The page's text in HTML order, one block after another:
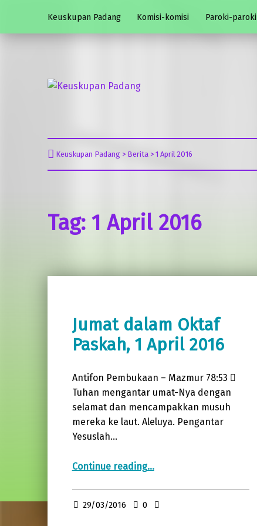
Keuskupan Padang
Komisi-komisi Paroki-paroki
Keuskupan Padang
Keuskupan Padang > Berita >1 April 2016
Tag: 1 April 2016
Jumat dalam Oktaf
Paskah, 1 April 2016
Antifon Pembukaan – Mazmur 78:53 
Tuhan mengantar umat-Nya dengan
selamat dan mencampakkan musuh
mereka ke laut. Aleluya. Pengantar
Yesuslah…
Continue reading“Jumat dalam Oktaf Paskah, 1 April 2016”
…
29/03/2016 0